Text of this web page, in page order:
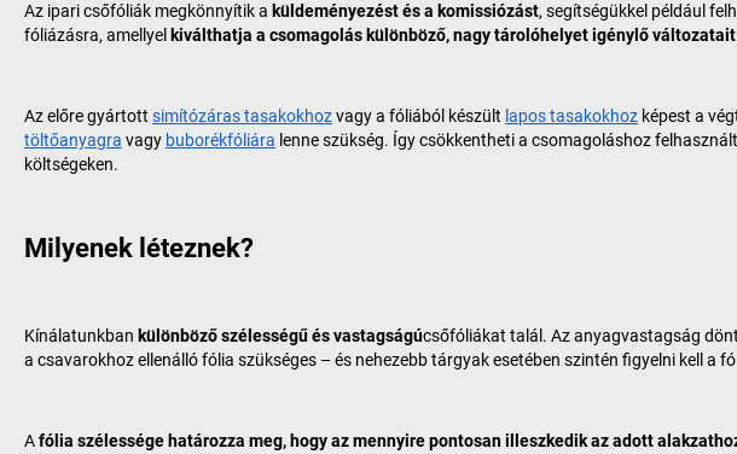
Az ipari csőfóliák megkönnyítik a küldeményezést és a komissiózást, segítségükkel például
fóliázásra, amellyel kiválthatja a csomagolás különböző, nagy tárolóhelyet igénylő változatait
Az előre gyártott simítózáras tasakokhozvagy a fóliából készült lapos tasakokhoz képest a
töltőanyagra vagy buborékfóliára lenne szükség. Így csökkentheti a csomagoláshoz
költségeken.
Milyenek léteznek?
Kínálatunkban különböző szélességű és vastagságúcsőfóliákat talál. Az anyagvastagság
a csavarokhoz ellenálló fólia szükséges – és nehezebb tárgyak esetében szintén figyelni kell a
Afólia szélessége határozza meg, hogy az mennyire pontosan illeszkedik az adott